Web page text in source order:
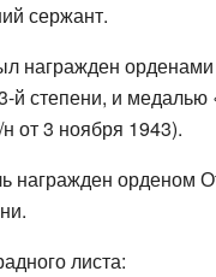
сержант.
награжден
степени, и медалью
от 3 ноября 1943).
награжден орденом
листа: